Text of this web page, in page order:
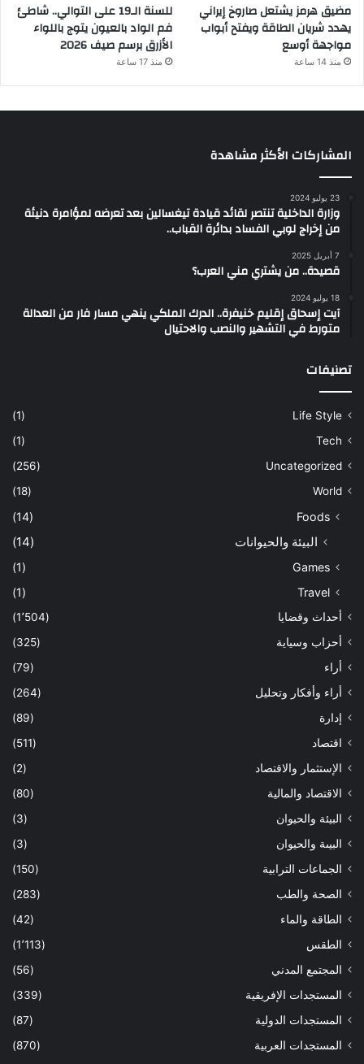
مضيق هرمز يشتعل صاروخ إيراني
يهدد شريان الطاقة ويفتح أبواب
مواجهة أوسع
منذ 14 ساعة
للسنة الـ19 على التوالي.. شاطئ
فم الواد بالعيون يتوج باللواء
الأزرق برسم صيف 2026
منذ 17 ساعة
المشاركات الأكثر مشاهدة
23 يوليو 2024
وزارة الداخلية تنتصر لقائد قيادة تيغسالين بعد تعرضه لمؤامرة دنيئة
من إخراج لوبي الفساد بدائرة القباب..
7 أبريل 2025
قصيدة.. من يشتري مني العرب؟
18 يوليو 2024
آيت إسحاق إقليم خنيفرة.. الدرك الملكي ينهي مسار فار من العدالة
متورط في التشهير والنصب والاحتيال
تصنيفات
Life Style
(1)
Tech
(1)
Uncategorized
(256)
World
(18)
Foods
(14)
البيئة والحيوانات (14)
Games
(1)
Travel
(1)
أحداث وقضايا
(1٬504)
أحزاب وسياية
(325)
أراء
(79)
أراء وأفكار وتحليل
(264)
إدارة
(89)
اقتصاد
(511)
الإستثمار والاقتصاد
(2)
الاقتصاد والمالية
(80)
البيئة والحيوان
(3)
البيىة والحيوان
(3)
الجماعات الترابية
(150)
الصحة والطب
(283)
الطاقة والماء
(42)
الطقس
(1٬113)
المجتمع المدني
(56)
المستجدات الإفريقية
(339)
المستجدات الدولية
(87)
المستجدات العربية
(870)